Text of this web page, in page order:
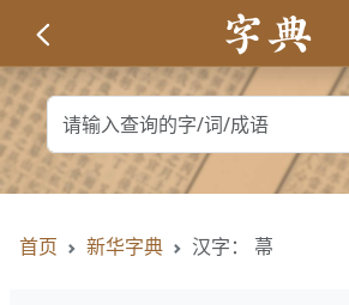
首页 新华字典 汉字： 菷